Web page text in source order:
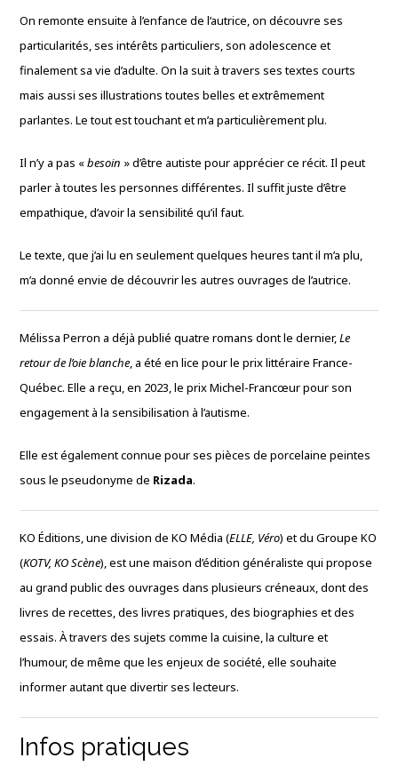
On remonte ensuite à l’enfance de l’autrice, on découvre ses
particularités, ses intérêts particuliers, son adolescence et
finalement sa vie d’adulte. On la suit à travers ses textes courts
mais aussi ses illustrations toutes belles et extrêmement
parlantes. Le tout est touchant et m’a particulièrement plu.
Il n’y a pas «besoin » d’être autiste pour apprécier ce récit. Il peut
parler à toutes les personnes différentes. Il suffit juste d’être
empathique, d’avoir la sensibilité qu’il faut.
Le texte, que j’ai lu en seulement quelques heures tant il m’a plu,
m’a donné envie de découvrir les autres ouvrages de l’autrice.
Mélissa Perron a déjà publié quatre romans dont le dernier,Le
retour de l’oie blanche, a été en lice pour le prix littéraire France-
Québec. Elle a reçu, en 2023, le prix Michel-Francœur pour son
engagement à la sensibilisation à l’autisme.
Elle est également connue pour ses pièces de porcelaine peintes
sous le pseudonyme de Rizada.
KO Éditions, une division de KO Média (ELLE, Véro) et du Groupe KO
(KOTV, KO Scène), est une maison d’édition généraliste qui propose
au grand public des ouvrages dans plusieurs créneaux, dont des
livres de recettes, des livres pratiques, des biographies et des
essais. À travers des sujets comme la cuisine, la culture et
l’humour, de même que les enjeux de société, elle souhaite
informer autant que divertir ses lecteurs.
Infos pratiques